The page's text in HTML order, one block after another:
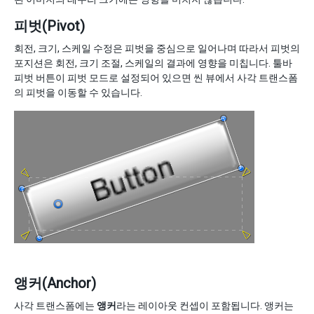
피벗(Pivot)
회전, 크기, 스케일 수정은 피벗을 중심으로 일어나며 따라서 피벗의
포지션은 회전, 크기 조절, 스케일의 결과에 영향을 미칩니다. 툴바
피벗 버튼이 피벗 모드로 설정되어 있으면 씬 뷰에서 사각 트랜스폼
의 피벗을 이동할 수 있습니다.
앵커(Anchor)
사각 트랜스폼에는 앵커 라는 레이아웃 컨셉이 포함됩니다. 앵커는